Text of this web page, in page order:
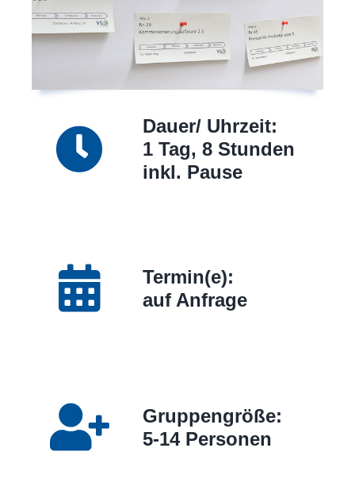
Dauer/ Uhrzeit:
1 Tag, 8 Stunden
inkl. Pause
Termin(e):
auf Anfrage
Gruppengröße:
5-14 Personen